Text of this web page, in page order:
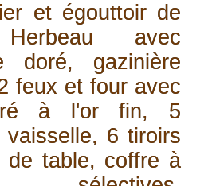
et égouttoir de
avec
doré, gazinière
feux et four avec
à l'or fin, 5
vaisselle, 6 tiroirs
de table, coffre à